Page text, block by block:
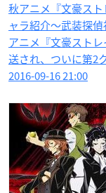
秋アニメ『文豪ス
ャラ紹介〜武装探偵
アニメ『文豪スト
送され、ついに第2
2016-09-16 21:00